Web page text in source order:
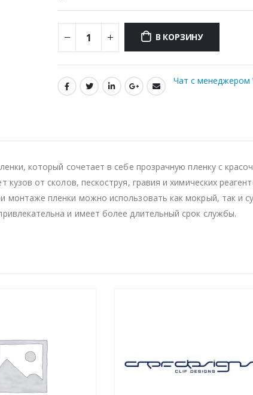
В КОРЗИНУ
Чат с менеджером
который сочетает в себе прозрачную пленку с
от сколов, пескоструя, гравия и химических
пленки можно использовать как мокрый, так и
и имеет более длительный срок службы.